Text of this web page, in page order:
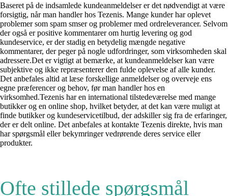
Baseret på de indsamlede kundeanmeldelser er det nødvendigt at være
forsigtig, når man handler hos Tezenis. Mange kunder har oplevet
problemer som spam smser og problemer med ordreleverancer. Selvom
der også er positive kommentarer om hurtig levering og god
kundeservice, er der stadig en betydelig mængde negative
kommentarer, der peger på nogle udfordringer, som virksomheden skal
adressere.Det er vigtigt at bemærke, at kundeanmeldelser kan være
subjektive og ikke repræsenterer den fulde oplevelse af alle kunder.
Det anbefales altid at læse forskellige anmeldelser og overveje ens
egne præferencer og behov, før man handler hos en
virksomhed.Tezenis har en international tilstedeværelse med mange
butikker og en online shop, hvilket betyder, at det kan være muligt at
finde butikker og kundeservicetilbud, der adskiller sig fra de erfaringer,
der er delt online. Det anbefales at kontakte Tezenis direkte, hvis man
har spørgsmål eller bekymringer vedrørende deres service eller
produkter.
Ofte stillede spørgsmål